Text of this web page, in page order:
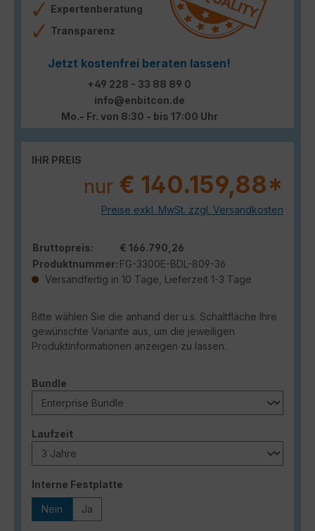
Expertenberatung
Transparenz
Jetzt kostenfrei beraten lassen!
+49 228 - 33 88 89 0
info@enbitcon.de
Mo.- Fr. von 8:30 - bis 17:00 Uhr
IHR PREIS
nur € 140.159,88*
Preise exkl. MwSt. zzgl. Versandkosten
Bruttopreis:
€ 166.790,26
Produktnummer: FG-3300E-BDL-809-36
Versandfertig in 10 Tage, Lieferzeit 1-3 Tage
Bitte wählen Sie die anhand der u.s. Schaltfläche Ihre
gewünschte Variante aus, um die jeweiligen
Produktinformationen anzeigen zu lassen.
Bundle
Laufzeitauswählen
Interne Festplatte
Nein Ja